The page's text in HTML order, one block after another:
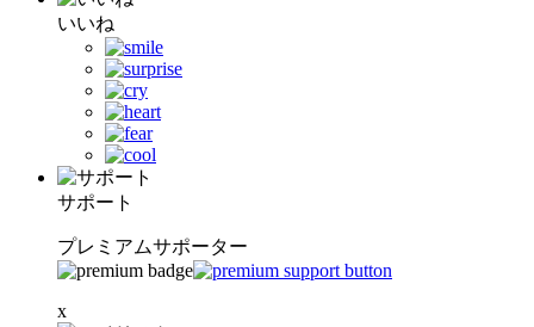
いいね
サポート
プレミアムサポーター
x